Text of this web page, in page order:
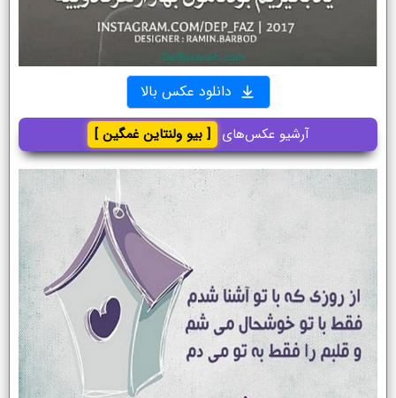
دانلود عکس بالا
آرشیو عکس‌های [ بیو ولنتاین غمگین ]